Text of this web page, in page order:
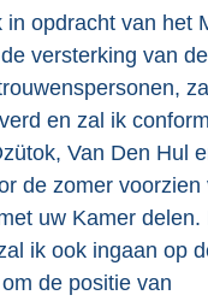
in opdracht van het
versterking van
en zal ik
Van Den Hul
de zomer voorzien
uw Kamer delen.
ik ook ingaan op
de positie van